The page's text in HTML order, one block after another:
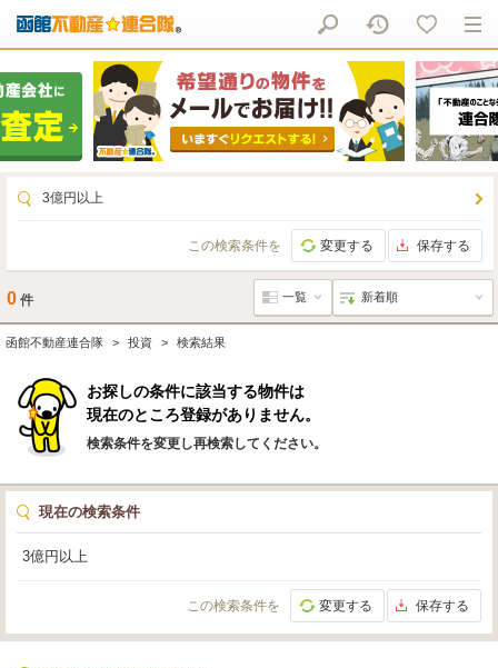
3億円以上
この検索条件を 変更する 保存する
0 件
函館不動産連合隊 投資 検索結果
お探しの条件に該当する物件は
現在のところ登録がありません。
検索条件を変更し再検索してください。
現在の検索条件
3億円以上
この検索条件を 変更する 保存する